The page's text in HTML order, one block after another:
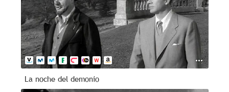
La noche del demonio